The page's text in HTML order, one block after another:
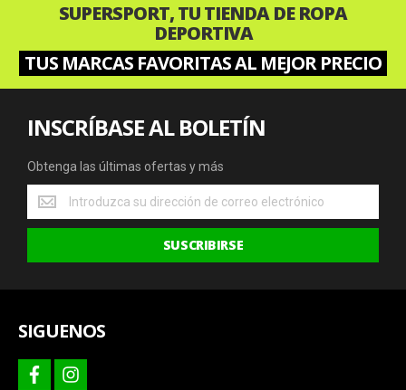
SUPERSPORT, TU TIENDA DE ROPA
DEPORTIVA
TUS MARCAS FAVORITAS AL MEJOR PRECIO
INSCRÍBASE AL BOLETÍN
Obtenga las últimas ofertas y más
Obtenga
las
últimas
y
SUSCRIBIRSE
SIGUENOS
facebookinstagram